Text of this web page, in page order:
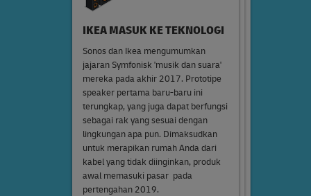
IKEA MASUK KE TEKNOLOGI
Sonos dan Ikea mengumumkan
jajaran Symfonisk 'musik dan suara'
mereka pada akhir 2017. Prototipe
speaker pertama baru-baru ini
terungkap, yang juga dapat berfungsi
sebagai rak yang sesuai dengan
lingkungan apa pun. Dimaksudkan
untuk merapikan rumah Anda dari
kabel yang tidak diinginkan, produk
awal memasuki pasar pada
pertengahan 2019.
PERANGKAT DENGAR ADA DI
SINI
AirPods Apple seharga $ 159 yang
mahal diterima oleh pasar dengan
buruk ketika diluncurkan pada akhir
2016, tetapi sekarang seperempat
dari penjualan headphone nirkabel.
Perangkat alternatif yang terjangkau
sekarang mulai dari US$26. Nirkabel
adalah masa depan headphone,
dengan masa pakai baterai, fitur, dan
peredam bising yang lebih baik akan
KASING YANG AKAN DIBUAT
UNTUK AKSESORI
Seiring dengan earphone nirkabel,
pasar aksesori ponsel senilai US$65
miliar dipenuhi dengan bank daya
portabel, casing anti pecah, dan
pengisi daya multi-titik, naik menjadi
US$105 miliar pada tahun 2023.
Seiring dengan pertumbuhan nilainya
ponsel, begitu pula casing
pelindungnya, menjadi kontributor
pendapatan terbesar di pasar.